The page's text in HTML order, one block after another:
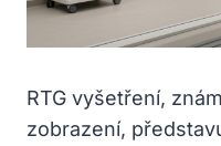
RTG vyšetření,
zobrazení,